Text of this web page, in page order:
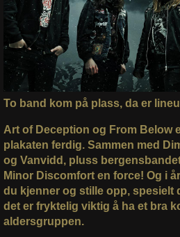
To band kom på plass, da er
Art of Deception og From Below
plakaten ferdig. Sammen med
og Vanvidd, pluss
Minor Discomfort en force! Og i
du kjenner og stille opp, spesielt
det er fryktelig viktig å ha et bra
aldersgruppen.